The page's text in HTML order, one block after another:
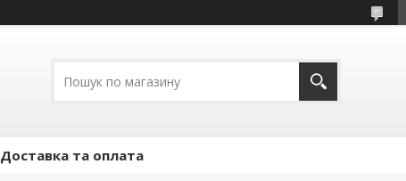
Доставка та оплата